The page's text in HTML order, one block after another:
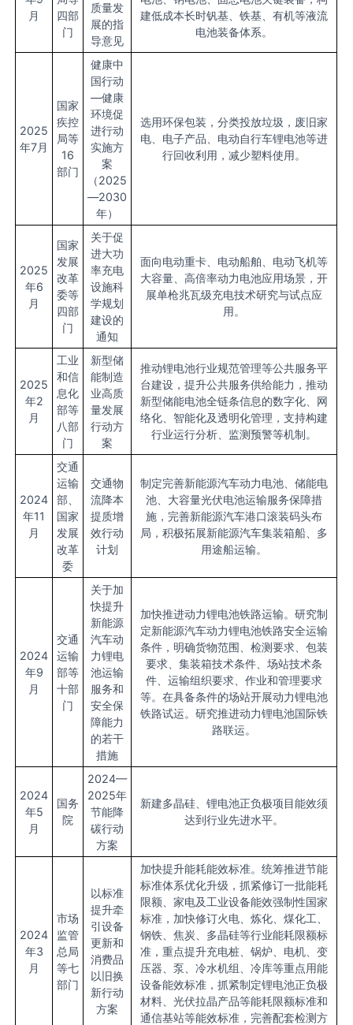
月
四部
门
质量发
展的指
导意见
建低成本长时钒基、铁基、有机等液流
电池装备体系。
2025
年7月
国家
疾控
局等
16
部门
健康中
国行动
—健康
环境促
进行动
实施方
案
（2025
—2030
年）
选用环保包装，分类投放垃圾，废旧家
电、电子产品、电动自行车锂电池等进
行回收利用，减少塑料使用。
2025
年6
月
国家
发展
改革
委等
四部
门
关于促
进大功
率充电
设施科
学规划
建设的
通知
面向电动重卡、电动船舶、电动飞机等
大容量、高倍率动力电池应用场景，开
展单枪兆瓦级充电技术研究与试点应
用。
2025
年2
月
工业
和信
息化
部等
八部
门
新型储
能制造
业高质
量发展
行动方
案
推动锂电池行业规范管理等公共服务平
台建设，提升公共服务供给能力，推动
新型储能电池全链条信息的数字化、网
络化、智能化及透明化管理，支持构建
行业运行分析、监测预警等机制。
2024
年11
月
交通
运输
部、
国家
发展
改革
委
交通物
流降本
提质增
效行动
计划
制定完善新能源汽车动力电池、储能电
池、大容量光伏电池运输服务保障措
施，完善新能源汽车港口滚装码头布
局，积极拓展新能源汽车集装箱船、多
用途船运输。
2024
年9
月
交通
运输
部等
十部
门
关于加
快提升
新能源
汽车动
力锂电
池运输
服务和
安全保
障能力
的若干
措施
加快推进动力锂电池铁路运输。研究制
定新能源汽车动力锂电池铁路安全运输
条件，明确货物范围、检测要求、包装
要求、集装箱技术条件、场站技术条
件、运输组织要求、作业和管理要求
等。在具备条件的场站开展动力锂电池
铁路试运。研究推进动力锂电池国际铁
路联运。
2024
年5
月
国务
院
2024—
2025年
节能降
碳行动
方案
新建多晶硅、锂电池正负极项目能效须
达到行业先进水平。
2024
年3
月
市场
监管
总局
等七
部门
以标准
提升牵
引设备
更新和
消费品
以旧换
新行动
方案
加快提升能耗能效标准。统筹推进节能
标准体系优化升级，抓紧修订一批能耗
限额、家电及工业设备能效强制性国家
标准，加快修订火电、炼化、煤化工、
钢铁、焦炭、多晶硅等行业能耗限额标
准，重点提升充电桩、锅炉、电机、变
压器、泵、冷水机组、冷库等重点用能
设备能效标准，抓紧制定锂电池正负极
材料、光伏拉晶产品等能耗限额标准和
通信基站等能效标准，完善配套检测方